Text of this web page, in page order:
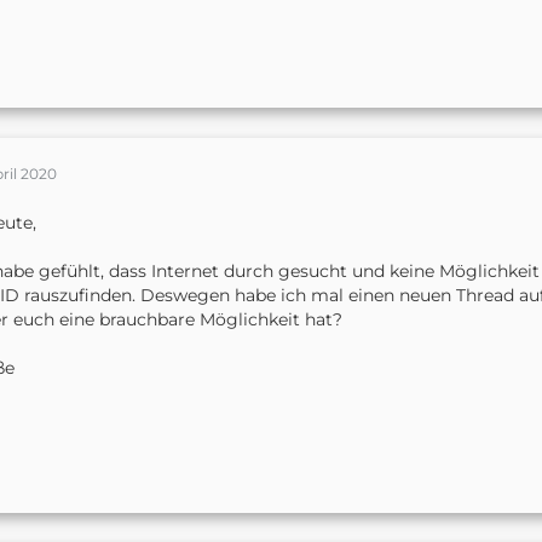
2020
gefühlt, dass Internet durch gesucht und keine
rauszufinden. Deswegen habe ich mal einen neuen Thread
euch eine brauchbare Möglichkeit hat?